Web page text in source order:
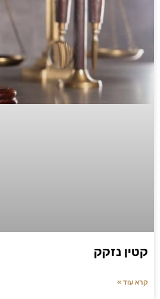
קטין נזקק
קרא עוד »